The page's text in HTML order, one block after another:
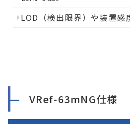
LOD（検出限界）や装置感
VRef-63mNG仕様